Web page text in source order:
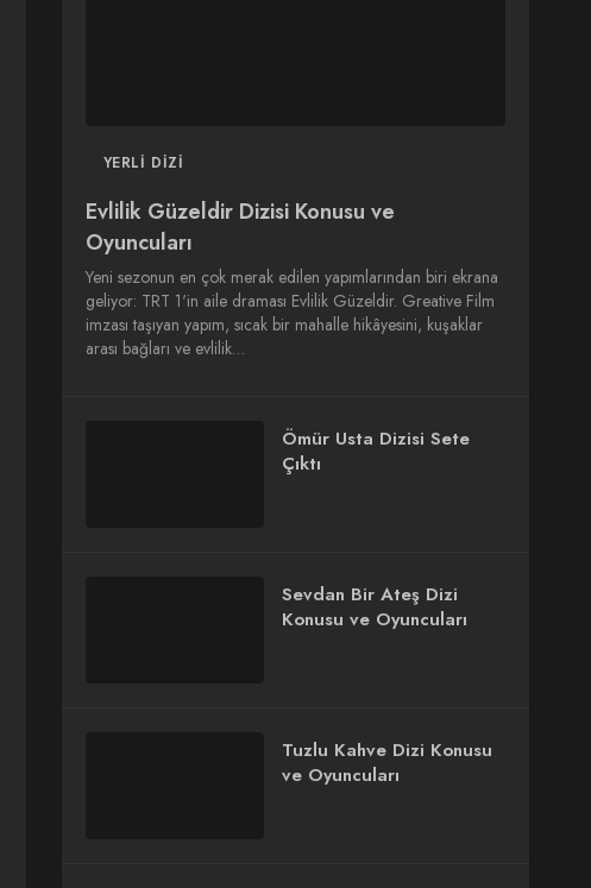
YERLI DIZI
Evlilik Güzeldir Dizisi Konusu ve
Oyuncuları
Yeni sezonun en çok merak edilen yapımlarından biri ekrana
geliyor: TRT 1'in aile draması Evlilik Güzeldir. Greative Film
imzası taşıyan yapım, sıcak bir mahalle hikâyesini, kuşaklar
arası bağları ve evlilik…
Ömür Usta Dizisi Sete
Çıktı
Sevdan Bir Ateş Dizi
Konusu ve Oyuncuları
Tuzlu Kahve Dizi Konusu
ve Oyuncuları